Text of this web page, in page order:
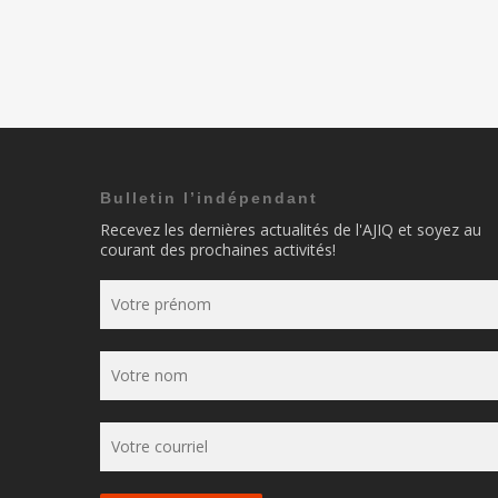
Bulletin l’indépendant
Recevez les dernières actualités de l'AJIQ et soyez au
courant des prochaines activités!